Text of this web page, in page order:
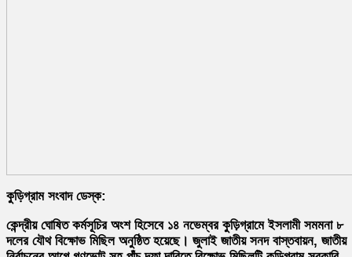
কুড়িগ্রাম সংবাদ ডেস্ক:
কেন্দ্রীয় ঘোষিত কর্মসূচির অংশ হিসেবে ১৪ নভেম্বর কুড়িগ্রামে ইসলামী সমমনা ৮
দলের যৌথ বিক্ষোভ মিছিল অনুষ্ঠিত হয়েছে। জুলাই জাতীয় সনদ বাস্তবায়ন, জাতীয়